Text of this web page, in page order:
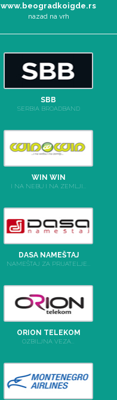
www.beogradkoigde.rs
nazad na vrh
SBB
SERBIA BROADBAND
WIN WIN
I NA NEBU I NA ZEMLJI...
DASA NAMEŠTAJ
NAMEŠTAJ ZA PRIJATELJE...
ORION TELEKOM
OZBILJNA VEZA...